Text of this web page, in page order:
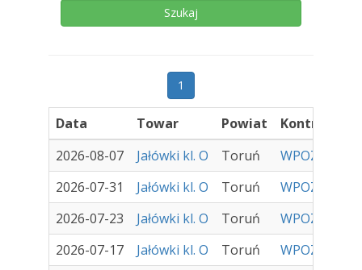
1
Data Towar Powiat
Kontrahent
2026-08-07
Jałówki kl. O Toruń
WPOZH Sp.
2026-07-31
Jałówki kl. O Toruń
WPOZH Sp.
2026-07-23
Jałówki kl. O Toruń
WPOZH Sp.
2026-07-17
Jałówki kl. O Toruń
WPOZH Sp.